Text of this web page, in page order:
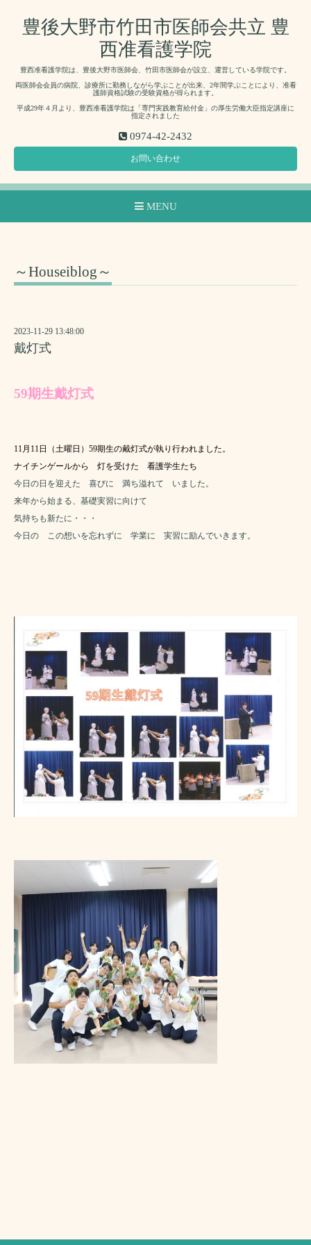
豊後大野市竹田市医師会共立 豊
西准看護学院
豊西准看護学院は、豊後大野市医師会、竹田市医師会が設立、運営している学院です。
両医師会会員の病院、診療所に勤務しながら学ぶことが出来、2年間学ぶことにより、准看
護師資格試験の受験資格が得られます。
平成29年４月より、豊西准看護学院は「専門実践教育給付金」の厚生労働大臣指定講座に
指定されました
0974-42-2432
お問い合わせ
MENU
～Houseiblog～
2023-11-29 13:48:00
戴灯式
59期生戴灯式
11月11日（土曜日）59期生の戴灯式が執り行われました。
ナイチンゲールから 灯を受けた 看護学生たち
今日の日を迎えた 喜びに 満ち溢れて いました。
来年から始まる、基礎実習に向けて
気持ちも新たに・・・
今日の この想いを忘れずに 学業に 実習に励んでいきます。